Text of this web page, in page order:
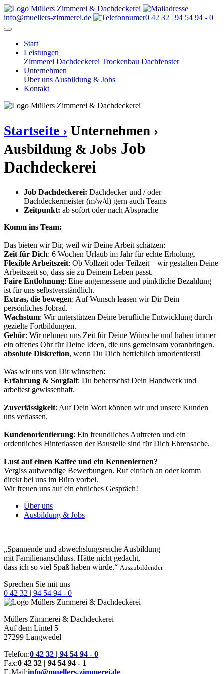
info@muellers-zimmerei.de 0 42 32 | 94 54 94 - 0
Start
Leistungen
Zimmerei Dachdeckerei Trockenbau Dachfenster
Unternehmen
Über uns Ausbildung & Jobs
Kontakt
Startseite › Unternehmen ›
Ausbildung & Jobs Job
Dachdeckerei
Job Dachdeckerei: Dachdecker und / oder
Dachdeckermeister (m/w/d) gern auch Teams
Zeitpunkt: ab sofort oder nach Absprache
Komm ins Team:
Das bieten wir Dir, weil wir Deine Arbeit schätzen:
Zeit für Dich: 6 Wochen Urlaub im Jahr für echte Erholung.
Flexible Arbeitszeit: Ob Vollzeit oder Teilzeit – wir gestalten Deine
Arbeitszeit so, dass sie zu Deinem Leben passt.
Faire Entlohnung: Eine angemessene und pünktliche Bezahlung
ist für uns selbstverständlich.
Extras, die bewegen: Auf Wunsch leasen wir Dir Dein
persönliches Jobrad.
Wachstum: Wir unterstützen Deine berufliche Entwicklung durch
gezielte Fortbildungen.
Gehör: Wir nehmen uns Zeit für Deine Wünsche und haben immer
ein offenes Ohr für Deine Ideen, die uns gemeinsam voranbringen.
absolute Diskretion, wenn Du Dich betrieblich umorientierst!
Was wir uns von Dir wünschen:
Erfahrung & Sorgfalt: Du beherrschst Dein Handwerk und
arbeitest gewissenhaft.
Zuverlässigkeit: Auf Dein Wort können wir und unsere Kunden
uns verlassen.
Kundenorientierung: Ein freundliches Auftreten und ein
ordentliches Hinterlassen der Baustelle sind für Dich Ehrensache.
Lust auf einen Kaffee und ein Kennenlernen?
Vergiss aufwendige Bewerbungen. Ruf einfach an oder komm
direkt bei uns im Büro vorbei.
Wir freuen uns auf ein ehrliches Gespräch!
Über uns
Ausbildung & Jobs
„Spannende und abwechslungsreiche Ausbildung
mit Familienanschluss. Hätte nicht gedacht,
dass ich so viel Spaß haben würde.“ Auszubildender
Sprechen Sie mit uns
0 42 32 | 94 54 94 - 0
Müllers Zimmerei & Dachdeckerei
Auf dem Lintel 5
27299 Langwedel
Telefon:0 42 32 | 94 54 94 - 0
Fax:0 42 32 | 94 54 94 - 1
E-Mail:info@muellers-zimmerei.de